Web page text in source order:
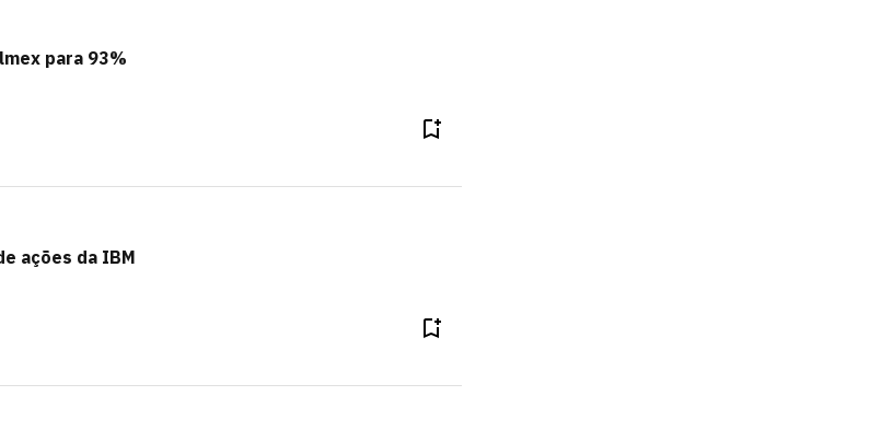
para 93%
ações da IBM